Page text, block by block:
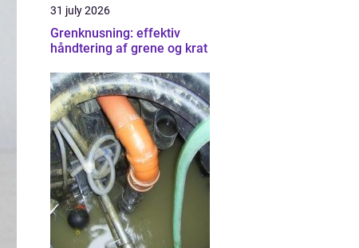
31 july 2026
Grenknusning: effektiv
håndtering af grene og krat